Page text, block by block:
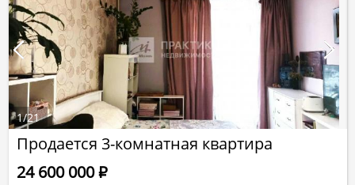
Продается 3-комнатная квартира
24 600 000Р
1/21